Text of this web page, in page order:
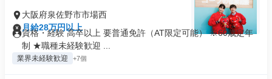
大阪府泉佐野市市場西
月給28万円以上
資格・経験 高卒以上 要普通免許（AT限定可能） ※60歳定年
制 ★職種未経験歓迎 ...
業界未経験歓迎 +7個